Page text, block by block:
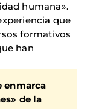
humana».
que
formativos
han
enmarca
de la